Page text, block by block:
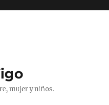
mujer y niños.